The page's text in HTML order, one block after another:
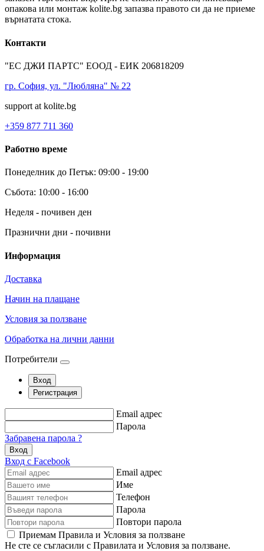
опакова или монтаж kolite.bg запазва правото си да не приеме
върнатата стока.
Контакти
"ЕС ДЖИ ПАРТС" ЕООД - ЕИК 206818209
гр. София, ул. "Любляна" № 22
support at kolite.bg
+359 877 711 360
Работно време
Понеделник до Петък: 09:00 - 19:00
Събота: 10:00 - 16:00
Неделя - почивен ден
Празнични дни - почивни
Информация
Доставка
Начин на плащане
Условия за ползване
Обработка на лични данни
Потребители
Вход
Регистрация
Email адрес
Парола
Забравена парола ?
Вход
Вход с Facebook
Email адрес
Име
Телефон
Парола
Повтори парола
Приемам Правила и Условия за ползване
Не сте се съгласили с Правилата и Условия за ползване.